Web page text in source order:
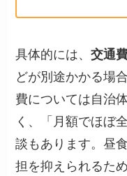
具体的には、交通
どが別途かかる場
費については自治
く、「月額でほぼ
談もあります。昼
担を抑えられるた